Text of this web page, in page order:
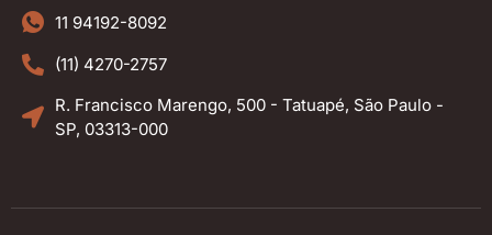
11 94192-8092
(11) 4270-2757
R. Francisco Marengo, 500 - Tatuapé, São Paulo -
SP, 03313-000